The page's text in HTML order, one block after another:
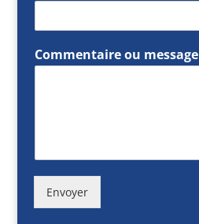
Commentaire ou message
Envoyer